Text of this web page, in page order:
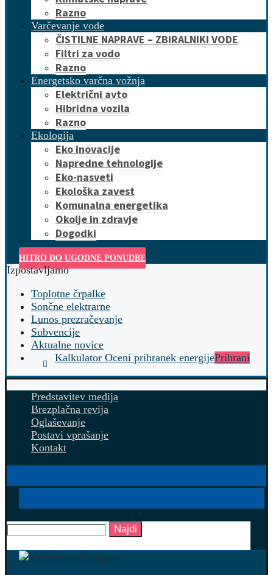
Razno
Varčevanje vode
ČISTILNE NAPRAVE – ZBIRALNIKI VODE
Filtri za vodo
Razno
Energetsko varčna vožnja
Električni avto
Hibridna vozila
Razno
Ekologija
Eko inovacije
Napredne tehnologije
Eko-nasveti
Ekološka zavest
Komunalna energetika
Okolje in zdravje
Dogodki
HITRO DO UGODNE PONUDBE
Izpostavljamo
Toplotne črpalke
Sončne elektrarne
Lunos prezračevanje
Subvencije
Aktualne novice
Kalkulator Oceni prihranek energijePrihrani
Predstavitev medija
Brezplačna revija
Oglaševanje
Postavi vprašanje
Kontakt
Najdi